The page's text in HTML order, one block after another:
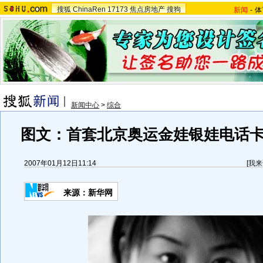
搜狐 ChinaRen 17173 焦点房地产 搜狗 新闻 -
新闻中心 > 综合
图文：首套北京奥运金娃银娃电话
2007年01月12日11:14 [我
来源：新华网